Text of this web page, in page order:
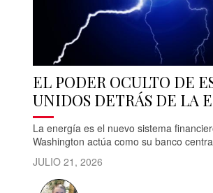
EL PODER OCULTO DE
UNIDOS DETRÁS DE LA
La energía es el nuevo sistema
Washington actúa como su banco
JULIO 21, 2026